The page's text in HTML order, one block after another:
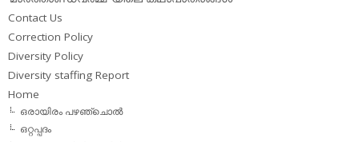
Contact Us
Correction Policy
Diversity Policy
Diversity staffing Report
Home
ഒരായിരം പഴഞ്ചൊല്‍
ഒറ്റപ്പദം